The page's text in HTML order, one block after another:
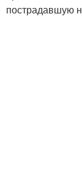
пострадавшую